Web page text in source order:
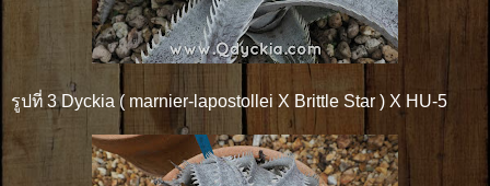
รูปที่ 3 Dyckia ( marnier-lapostollei X Brittle Star ) X HU-5